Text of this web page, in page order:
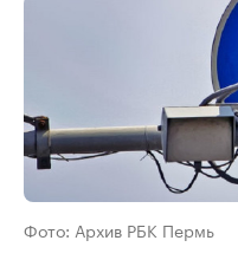
Фото: Архив РБК Пермь